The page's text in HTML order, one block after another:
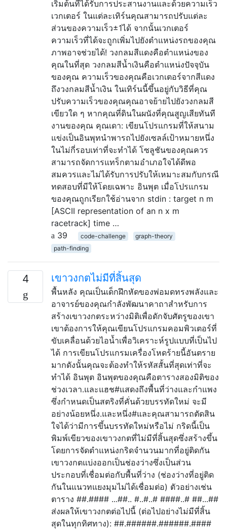
เริ่มต้นที่ได้รับการประสานงานและด้วยความเร็ว
เวกเตอร์ ในแต่ละเทิร์นคุณสามารถปรับแต่ละ
ส่วนของความเร็ว±1ได้ จากนั้นเวกเตอร์
ความเร็วที่ได้จะถูกเพิ่มไปยังตำแหน่งรถของคุณ
ภาพอาจช่วยได้! วงกลมสีแดงคือตำแหน่งของ
คุณในที่สุด วงกลมสีน้ำเงินคือตำแหน่งปัจจุบัน
ของคุณ ความเร็วของคุณคือเวกเตอร์จากสีแดง
ถึงวงกลมสีน้ำเงิน ในเทิร์นนี้ขึ้นอยู่กับวิธีที่คุณ
ปรับความเร็วของคุณคุณอาจย้ายไปยังวงกลมสี
เขียวใด ๆ หากคุณที่ดินในผนังที่คุณสูญเสียทันที
งานของคุณ คุณเดา: เขียนโปรแกรมที่ให้สนาม
แข่งเป็นอินพุทนำพารถไปยังเซลล์เป้าหมายหนึ่ง
ในไม่กี่รอบเท่าที่จะทำได้ โซลูชันของคุณควร
สามารถจัดการแทร็กตามอำเภอใจได้ดีพอ
สมควรและไม่ได้รับการปรับให้เหมาะสมกับกรณี
ทดสอบที่มีให้โดยเฉพาะ อินพุต เมื่อโปรแกรม
ของคุณถูกเรียกใช้อ่านจาก stdin : target n m
[ASCII representation of an n x m
racetrack] time …
39
code-challenge
graph-theory
path-finding
4 เขาวงกตไม่มีที่สิ้นสุด
พื้นหลัง คุณเป็นเด็กฝึกหัดของพ่อมดทรงพลังและ
อาจารย์ของคุณกำลังพัฒนาคาถาสำหรับการ
สร้างเขาวงกตระหว่างมิติเพื่อดักจับศัตรูของเขา
เขาต้องการให้คุณเขียนโปรแกรมคอมพิวเตอร์ที่
ขับเคลื่อนด้วยไอน้ำเพื่อวิเคราะห์รูปแบบที่เป็นไป
ได้ การเขียนโปรแกรมเครื่องโหดร้ายนี้อันตราย
มากดังนั้นคุณจะต้องทำให้รหัสสั้นที่สุดเท่าที่จะ
ทำได้ อินพุต อินพุตของคุณคือตารางสองมิติของ
ช่วงเวลา.และแฮช#แสดงถึงพื้นที่ว่างและกำแพง
ซึ่งกำหนดเป็นสตริงที่คั่นด้วยบรรทัดใหม่ จะมี
อย่างน้อยหนึ่ง.และหนึ่ง#และคุณสามารถตัดสิน
ใจได้ว่ามีการขึ้นบรรทัดใหม่หรือไม่ กริดนี้เป็น
พิมพ์เขียวของเขาวงกตที่ไม่มีที่สิ้นสุดซึ่งสร้างขึ้น
โดยการจัดตำแหน่งกริดจำนวนมากที่อยู่ติดกัน
เขาวงกตแบ่งออกเป็นช่องว่างซึ่งเป็นส่วน
ประกอบที่เชื่อมต่อกับพื้นที่ว่าง (ช่องว่างที่อยู่ติด
กันในแนวทแยงมุมไม่ได้เชื่อมต่อ) ตัวอย่างเช่น
ตาราง ##.#### ...##.. #..#..# ####..# ##...##
ส่งผลให้เขาวงกตต่อไปนี้ (ต่อไปอย่างไม่มีที่สิ้น
สุดในทุกทิศทาง): ##.######.######.####